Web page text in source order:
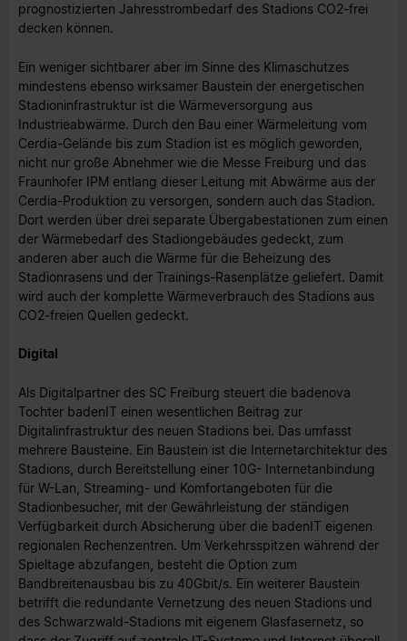
prognostizierten Jahresstrombedarf des Stadions CO2-frei
decken können.
Ein weniger sichtbarer aber im Sinne des Klimaschutzes
mindestens ebenso wirksamer Baustein der energetischen
Stadioninfrastruktur ist die Wärmeversorgung aus
Industrieabwärme. Durch den Bau einer Wärmeleitung vom
Cerdia-Gelände bis zum Stadion ist es möglich geworden,
nicht nur große Abnehmer wie die Messe Freiburg und das
Fraunhofer IPM entlang dieser Leitung mit Abwärme aus der
Cerdia-Produktion zu versorgen, sondern auch das Stadion.
Dort werden über drei separate Übergabestationen zum einen
der Wärmebedarf des Stadiongebäudes gedeckt, zum
anderen aber auch die Wärme für die Beheizung des
Stadionrasens und der Trainings-Rasenplätze geliefert. Damit
wird auch der komplette Wärmeverbrauch des Stadions aus
CO2-freien Quellen gedeckt.
Digital
Als Digitalpartner des SC Freiburg steuert die badenova
Tochter badenIT einen wesentlichen Beitrag zur
Digitalinfrastruktur des neuen Stadions bei. Das umfasst
mehrere Bausteine. Ein Baustein ist die Internetarchitektur des
Stadions, durch Bereitstellung einer 10G- Internetanbindung
für W-Lan, Streaming- und Komfortangeboten für die
Stadionbesucher, mit der Gewährleistung der ständigen
Verfügbarkeit durch Absicherung über die badenIT eigenen
regionalen Rechenzentren. Um Verkehrsspitzen während der
Spieltage abzufangen, besteht die Option zum
Bandbreitenausbau bis zu 40Gbit/s. Ein weiterer Baustein
betrifft die redundante Vernetzung des neuen Stadions und
des Schwarzwald-Stadions mit eigenem Glasfasernetz, so